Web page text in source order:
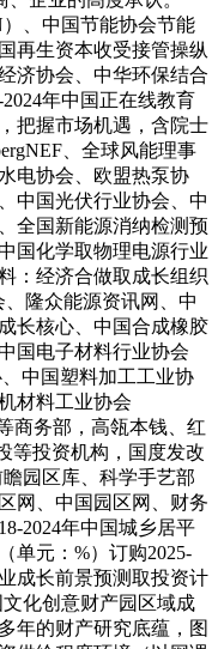
、中国节能协会节能
再生资本收受接管操纵
济协会、中华环保结合
年中国正在线教育
把握市场机遇，含院士
、全球风能理事
电协会、欧盟热泵协
中国光伏行业协会、中
全国新能源消纳检测预
国化学取物理电源行业
：经济合做取成长组织
隆众能源资讯网、中
长核心、中国合成橡胶
国电子材料行业协会
中国塑料加工工业协
材料工业协会
商务部，高瓴本钱、红
等投资机构，国度发改
园区库、科学手艺部
网、中国园区网、财务
2024年中国城乡居平
单元：%）订购2025-
成长前景预测取投资计
化创意财产园区域成
年的财产研究底蕴，图